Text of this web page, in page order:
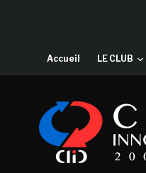
Accueil LE CLUB